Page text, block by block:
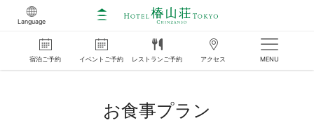
Language
宿泊ご予約 イベント ご予約 レストラン ご予約 アクセス MENU
お食事プラン